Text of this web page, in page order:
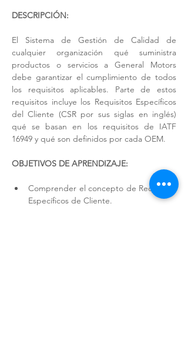
DESCRIPCIÓN:
El Sistema de Gestión de Calidad de
cualquier organización qué suministra
productos o servicios a General Motors
debe garantizar el cumplimiento de todos
los requisitos aplicables. Parte de estos
requisitos incluye los Requisitos Específicos
del Cliente (CSR por sus siglas en inglés)
qué se basan en los requisitos de IATF
16949 y qué son definidos por cada OEM.
OBJETIVOS DE APRENDIZAJE:
Comprender el concepto de Requisitos
Específicos de Cliente.